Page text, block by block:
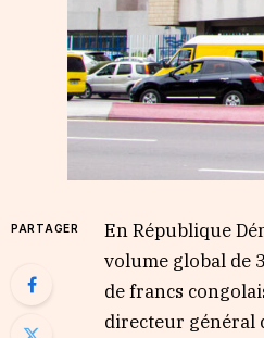
PARTAGER
En République
volume global de
de francs
directeur général